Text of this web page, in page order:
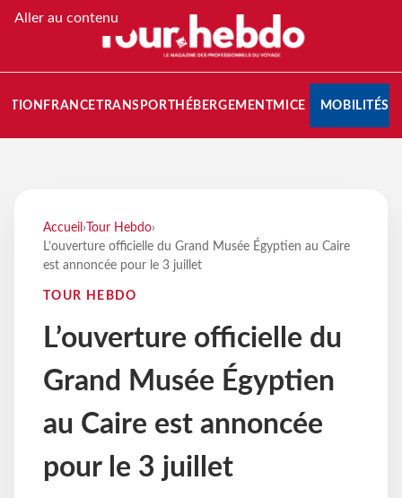
Aller au contenu
FRANCETRANSPORT HÉBERGEMENTMICE MOBILITÉS
Accueil › Tour Hebdo›
L’ouverture officielle du Grand Musée Égyptien au Caire
est annoncée pour le 3 juillet
TOUR HEBDO
L’ouverture officielle du
Grand Musée Égyptien
au Caire est annoncée
pour le 3 juillet